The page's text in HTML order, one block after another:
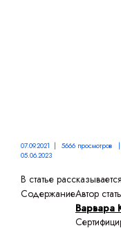
07.09.2021 | 5666 просмотров
05.06.2023
В статье
СодержаниеАвтор
Варвара